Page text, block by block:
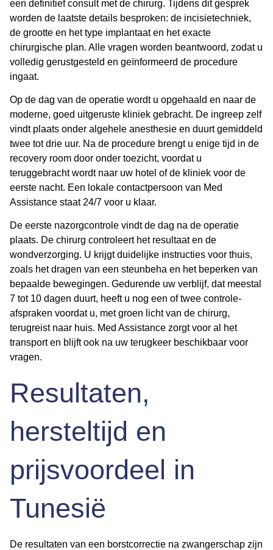
een definitief consult met de chirurg. Tijdens dit gesprek
worden de laatste details besproken: de incisietechniek,
de grootte en het type implantaat en het exacte
chirurgische plan. Alle vragen worden beantwoord, zodat u
volledig gerustgesteld en geïnformeerd de procedure
ingaat.
Op de dag van de operatie wordt u opgehaald en naar de
moderne, goed uitgeruste kliniek gebracht. De ingreep zelf
vindt plaats onder algehele anesthesie en duurt gemiddeld
twee tot drie uur. Na de procedure brengt u enige tijd in de
recovery room door onder toezicht, voordat u
teruggebracht wordt naar uw hotel of de kliniek voor de
eerste nacht. Een lokale contactpersoon van Med
Assistance staat 24/7 voor u klaar.
De eerste nazorgcontrole vindt de dag na de operatie
plaats. De chirurg controleert het resultaat en de
wondverzorging. U krijgt duidelijke instructies voor thuis,
zoals het dragen van een steunbeha en het beperken van
bepaalde bewegingen. Gedurende uw verblijf, dat meestal
7 tot 10 dagen duurt, heeft u nog een of twee controle-
afspraken voordat u, met groen licht van de chirurg,
terugreist naar huis. Med Assistance zorgt voor al het
transport en blijft ook na uw terugkeer beschikbaar voor
vragen.
Resultaten,
hersteltijd en
prijsvoordeel in
Tunesië
De resultaten van een borstcorrectie na zwangerschap zijn